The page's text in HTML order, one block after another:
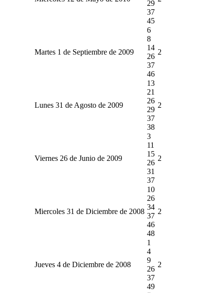
29
37
45
Martes 1 de Septiembre de 2009
6
8
14
26
37
46
2
Lunes 31 de Agosto de 2009
13
21
26
29
37
38
2
Viernes 26 de Junio de 2009
3
11
15
26
31
37
2
Miercoles 31 de Diciembre de 2008
10
26
34
37
46
48
2
Jueves 4 de Diciembre de 2008
1
4
9
26
37
49
2